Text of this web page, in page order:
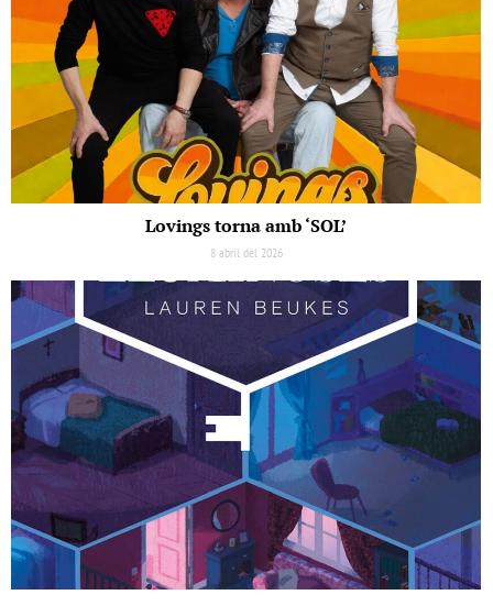
Lovings torna amb ‘SOL’
8 abril del 2026